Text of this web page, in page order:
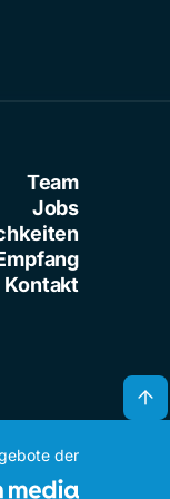
Team
Jobs
Kontakt
der